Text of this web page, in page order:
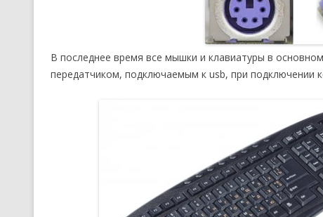
В последнее время все мышки и клавиатуры в
передатчиком, подключаемым к usb, при